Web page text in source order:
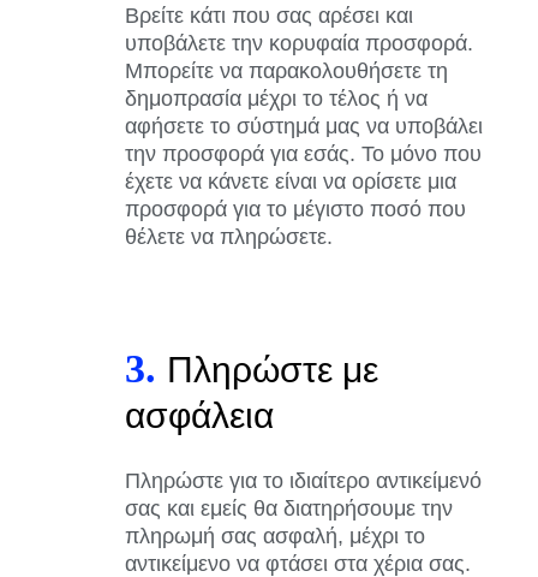
Βρείτε κάτι που σας αρέσει και
υποβάλετε την κορυφαία προσφορά.
Μπορείτε να παρακολουθήσετε τη
δημοπρασία μέχρι το τέλος ή να
αφήσετε το σύστημά μας να υποβάλει
την προσφορά για εσάς. Το μόνο που
έχετε να κάνετε είναι να ορίσετε μια
προσφορά για το μέγιστο ποσό που
θέλετε να πληρώσετε.
3. Πληρώστε με
ασφάλεια
Πληρώστε για το ιδιαίτερο αντικείμενό
σας και εμείς θα διατηρήσουμε την
πληρωμή σας ασφαλή, μέχρι το
αντικείμενο να φτάσει στα χέρια σας.